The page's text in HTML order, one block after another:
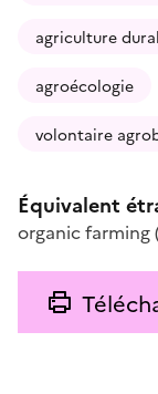
agriculture
agroécologie
volontaire
Équivalent
organic farming